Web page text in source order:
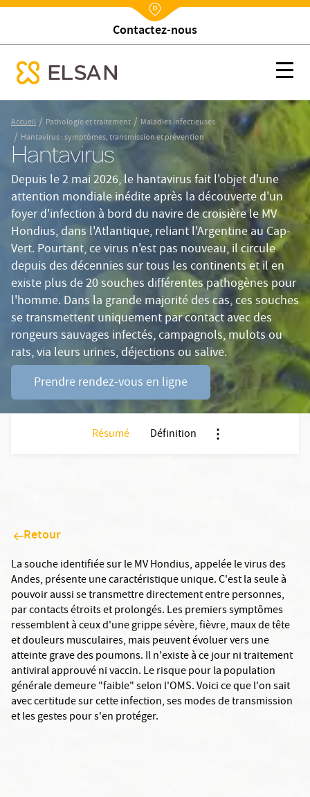
au
contenu
principal
Nx:Annuaire
Trouver un établissement
Hantavirus : symptômes, transmission et prévention
menu mobile
Accueil / Pathologie et traitement / Maladies infectieuses
/ Hantavirus : symptômes, transmission et prévention
Hantavirus
Depuis le 2 mai 2026, le hantavirus fait l'objet d'une
attention mondiale inédite après la découverte d'un
foyer d'infection à bord du navire de croisière le MV
Hondius, dans l'Atlantique, reliant l'Argentine au Cap-
Vert. Pourtant, ce virus n'est pas nouveau, il circule
depuis des décennies sur tous les continents et il en
existe plus de 20 souches différentes pathogènes pour
l'homme. Dans la grande majorité des cas, ces souches
se transmettent uniquement par contact avec des
rongeurs sauvages infectés, campagnols, mulots ou
rats, via leurs urines, déjections ou salive.
Prendre rendez-vous en ligne
Résumé Définition
Retour
La souche identifiée sur le MV Hondius, appelée le virus des
Andes, présente une caractéristique unique. C'est la seule à
pouvoir aussi se transmettre directement entre personnes,
par contacts étroits et prolongés. Les premiers symptômes
ressemblent à ceux d'une grippe sévère, fièvre, maux de tête
et douleurs musculaires, mais peuvent évoluer vers une
atteinte grave des poumons. Il n'existe à ce jour ni traitement
antiviral approuvé ni vaccin. Le risque pour la population
générale demeure "faible" selon l'OMS. Voici ce que l'on sait
avec certitude sur cette infection, ses modes de transmission
et les gestes pour s'en protéger.